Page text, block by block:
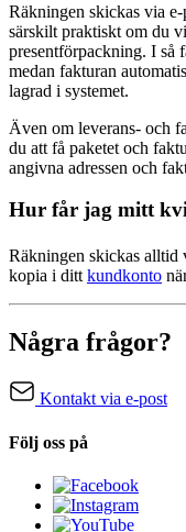
Räkningen skickas via
särskilt praktiskt om du
presentförpackning. I så
medan fakturan
lagrad i systemet.
Även om leverans- och
du att få paketet och
angivna adressen och
Hur får jag mitt
Räkningen skickas alltid
kopia i ditt kundkonto
Några frågor?
Kontakt via e-post
Följ oss på